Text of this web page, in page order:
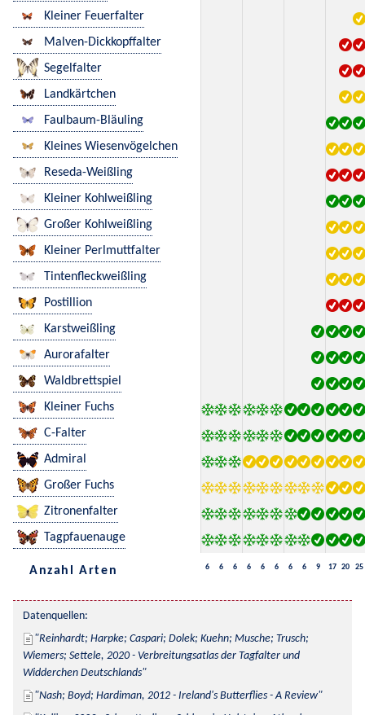
Kleiner Feuerfalter
Malven-Dickkopffalter
Segelfalter
Landkärtchen
Faulbaum-Bläuling
Kleines Wiesenvögelchen
Reseda-Weißling
Kleiner Kohlweißling
Großer Kohlweißling
Kleiner Perlmuttfalter
Tintenfleckweißling
Postillion
Karstweißling
Aurorafalter
Waldbrettspiel
Kleiner Fuchs
C-Falter
Admiral
Großer Fuchs
Zitronenfalter
Tagpfauenauge
Anzahl Arten 6 6 6 6 6 6 6 6 9 17 20 25
Datenquellen:
Reinhardt; Harpke; Caspari; Dolek; Kuehn; Musche; Trusch;
Wiemers; Settele, 2020 - Verbreitungsatlas der Tagfalter und
Widderchen Deutschlands
Nash; Boyd; Hardiman, 2012 - Ireland's Butterflies - A Review